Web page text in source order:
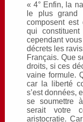
« 4° Enfin, la
le plus grand
composent est
qui
cependant
décrets les
Français. Que
droits, si ces
vaine formule.
car la liberté
s’est données,
se soumettre
serait votre
aristocratie.